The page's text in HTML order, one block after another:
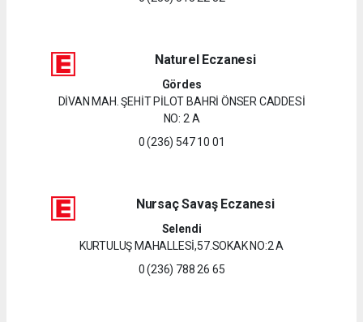
Naturel Eczanesi
Gördes
DİVAN MAH. ŞEHİT PİLOT BAHRİ ÖNSER CADDESİ
NO: 2 A
0 (236) 547 10 01
Nursaç Savaş Eczanesi
Selendi
KURTULUŞ MAHALLESİ,57.SOKAK NO:2 A
0 (236) 788 26 65